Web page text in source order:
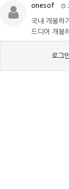
onesof
국내 개봉하
드디어 개봉
로그